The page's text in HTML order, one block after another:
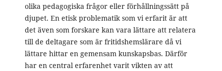
olika pedagogiska frågor eller förhållningssätt på
djupet. En etisk problematik som vi erfarit är att
det även som forskare kan vara lättare att relatera
till de deltagare som är fritidshemslärare då vi
lättare hittar en gemensam kunskapsbas. Därför
har en central erfarenhet varit vikten av att